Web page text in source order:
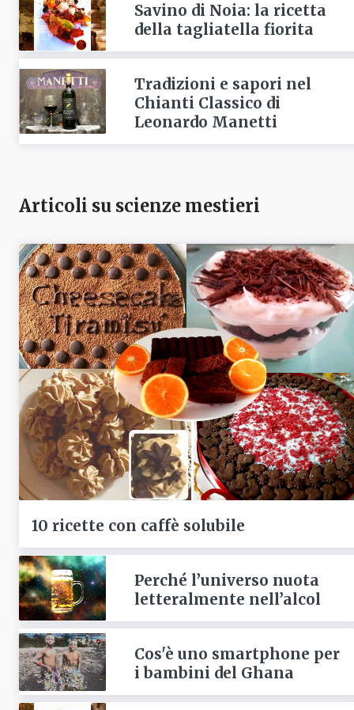
Savino di Noia: la ricetta
della tagliatella fiorita
Tradizioni e sapori nel
Chianti Classico di
Leonardo Manetti
Articoli su scienze mestieri
10 ricette con caffè solubile
Perché l’universo nuota
letteralmente nell’alcol
Cos'è uno smartphone per
i bambini del Ghana